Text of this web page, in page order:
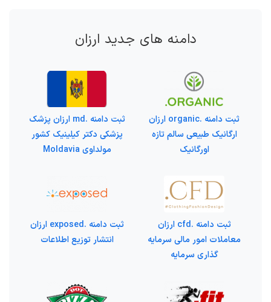
دامنه های جدید ارزان
ثبت دامنه .organic ارزان
ارگانیک طبیعی سالم تازه
اورگانیک
ثبت دامنه .md ارزان پزشک
پزشکی دکتر کیلینیک کشور
مولداوی Moldavia
ثبت دامنه .cfd ارزان
معاملات امور مالی سرمایه
گذاری سرمایه
ثبت دامنه .exposed ارزان
انتشار توزیع اطلاعات